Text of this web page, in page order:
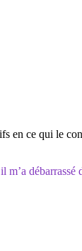
en ce qui le
débarrassé